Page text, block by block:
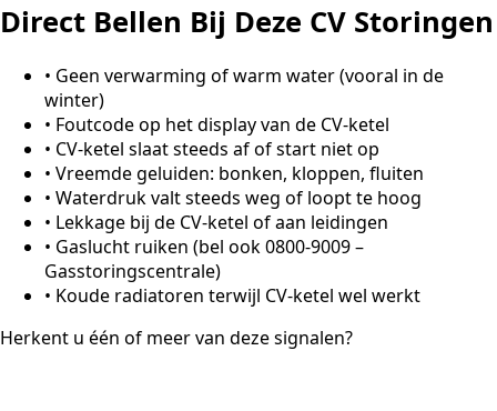
Direct Bellen Bij Deze CV Storingen
• Geen verwarming of warm water (vooral in de
winter)
• Foutcode op het display van de CV-ketel
• CV-ketel slaat steeds af of start niet op
• Vreemde geluiden: bonken, kloppen, fluiten
• Waterdruk valt steeds weg of loopt te hoog
• Lekkage bij de CV-ketel of aan leidingen
• Gaslucht ruiken (bel ook 0800-9009 –
Gasstoringscentrale)
• Koude radiatoren terwijl CV-ketel wel werkt
Herkent u één of meer van deze signalen?